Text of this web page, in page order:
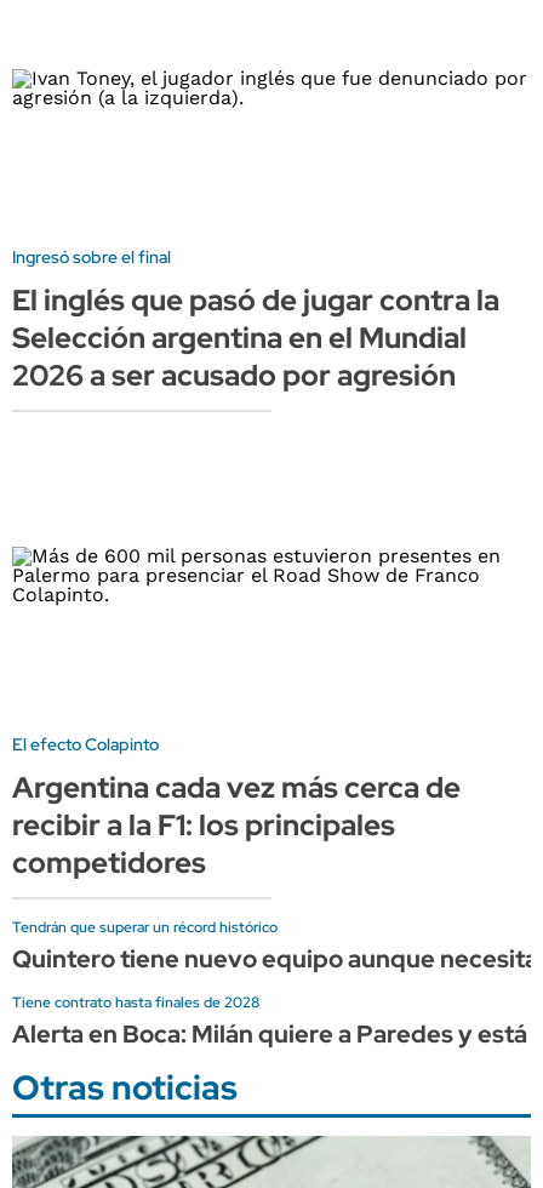
Ingresó sobre el final
El inglés que pasó de jugar contra la
Selección argentina en el Mundial
2026 a ser acusado por agresión
El efecto Colapinto
Argentina cada vez más cerca de
recibir a la F1: los principales
competidores
Tendrán que superar un récord histórico
Quintero tiene nuevo equipo aunque
Tiene contrato hasta finales de 2028
Alerta en Boca: Milán quiere a Paredes y está
Otras noticias